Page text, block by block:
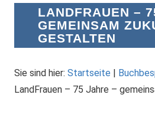
LANDFRAUEN –
GEMEINSAM
GESTALTEN
Sie sind hier: Startseite |
LandFrauen – 75 Jahre –